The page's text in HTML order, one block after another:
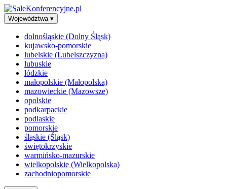
Województwa ▾
dolnośląskie (Dolny Śląsk)
kujawsko-pomorskie
lubelskie (Lubelszczyzna)
lubuskie
łódzkie
małopolskie (Małopolska)
mazowieckie (Mazowsze)
opolskie
podkarpackie
podlaskie
pomorskie
śląskie (Śląsk)
świętokrzyskie
warmińsko-mazurskie
wielkopolskie (Wielkopolska)
zachodniopomorskie